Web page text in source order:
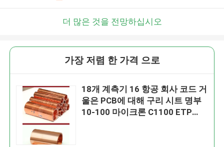
더 많은 것을 전망하십시오
가장 저렴 한 가격 으로
18개 계측기 16 항공 회사 코드 거
울은 PCB에 대해 구리 시트 명부
10-100 마이크론 C1100 ETP